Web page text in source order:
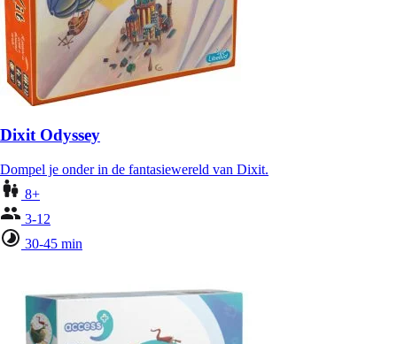
Dixit Odyssey
Dompel je onder in de fantasiewereld van Dixit.
8+
3-12
30-45 min